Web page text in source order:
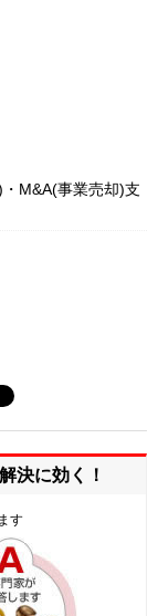
M&A(事業売却)支
決に効く！
す